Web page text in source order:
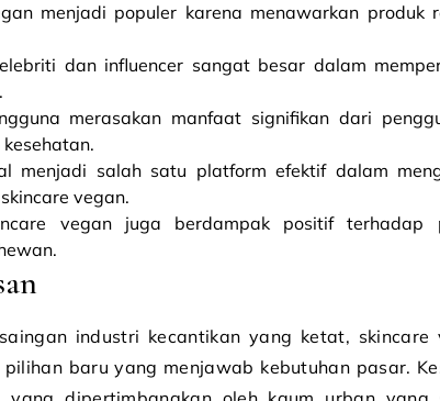
menjadi populer karena menawarkan produk
dan influencer sangat besar dalam
merasakan manfaat signifikan dari
menjadi salah satu platform efektif dalam
vegan.
vegan juga berdampak positif terhadap
industri kecantikan yang ketat,
baru yang menjawab kebutuhan pasar.